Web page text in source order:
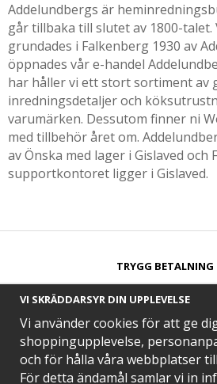
Addelundbergs är
går tillbaka till slutet av 1800-
grundades i Falkenberg 1930 av
öppnades vår e-handel
har håller vi ett stort sortiment av
inredningsdetaljer och
varumärken. Dessutom finner ni
med tillbehör året om.
av Önska med lager i Gislaved och
supportkontoret ligger i Gislaved.
TRYGG BETALNING
SNABB LEVERANS
VI SKRÄDDARSYR DIN UPPLEVELSE
Vi använder cookies för att ge
shoppingupplevelse,
och för hålla våra webbplatser
För detta ändamål samlar vi in